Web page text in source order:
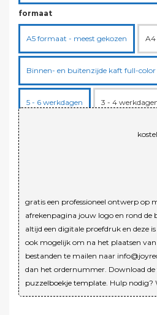
formaat
A5 formaat - meest gekozen
Binnen- en buitenzijde kaft full-
5 - 6 werkdagen 3 - 4
gratis een professioneel ontwerp op
afrekenpagina jouw logo en rond de
altijd een digitale proefdruk en deze
ook mogelijk om na het plaatsen van
bestanden te mailen naar
dan het ordernummer. Download
puzzelboekje template . Hulp nodig?